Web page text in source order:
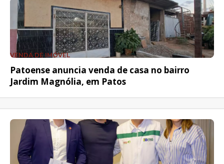
VENDA DE IMÓVEL
Patoense anuncia venda de casa no bairro
Jardim Magnólia, em Patos